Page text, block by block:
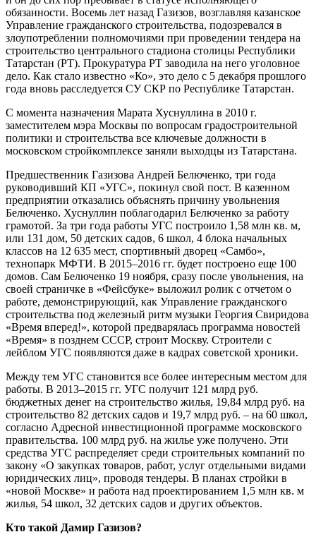
обязанности. Восемь лет назад Газизов, возглавляя казанское
Управление гражданского строительства, подозревался в
злоупотреблении полномочиями при проведении тендера на
строительство центрального стадиона столицы Республики
Татарстан (РТ). Прокуратура РТ заводила на него уголовное
дело. Как стало известно «Ко», это дело с 5 декабря прошлого
года вновь расследуется СУ СКР по Республике Татарстан.
С момента назначения Марата Хуснуллина в 2010 г.
заместителем мэра Москвы по вопросам градостроительной
политики и строительства все ключевые должности в
московском стройкомплексе заняли выходцы из Татарстана.
Предшественник Газизова Андрей Белюченко, три года
руководивший КП «УГС», покинул свой пост. В казенном
предприятии отказались объяснять причину увольнения
Белюченко. Хуснуллин поблагодарил Белюченко за работу
грамотой. За три года работы УГС построило 1,58 млн кв. м,
или 131 дом, 50 детских садов, 6 школ, 4 блока начальных
классов на 12 635 мест, спортивный дворец «Самбо»,
технопарк МФТИ. В 2015–2016 гг. будет построено еще 100
домов. Сам Белюченко 19 ноября, сразу после увольнения, на
своей страничке в «Фейсбуке» выложил ролик с отчетом о
работе, демонстрирующий, как Управление гражданского
строительства под железный ритм музыки Георгия Свиридова
«Время вперед!», которой предварялась программа новостей
«Время» в позднем СССР, строит Москву. Строители с
лейблом УГС появляются даже в кадрах советской хроники.
Между тем УГС становится все более интересным местом для
работы. В 2013–2015 гг. УГС получит 121 млрд руб.
бюджетных денег на строительство жилья, 19,84 млрд руб. на
строительство 82 детских садов и 19,7 млрд руб. – на 60 школ,
согласно Адресной инвестиционной программе московского
правительства. 100 млрд руб. на жилье уже получено. Эти
средства УГС распределяет среди строительных компаний по
закону «О закупках товаров, работ, услуг отдельными видами
юридических лиц», проводя тендеры. В планах стройки в
«новой Москве» и работа над проектированием 1,5 млн кв. м
жилья, 54 школ, 32 детских садов и других объектов.
Кто такой Дамир Газизов?